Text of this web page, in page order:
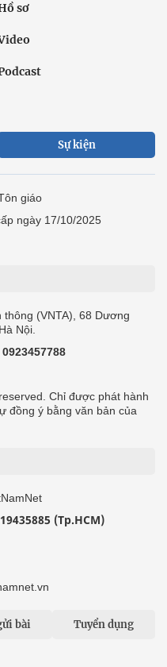
sơ
Sự kiện
giáo
ngày 17/10/2025
(VNTA), 68 Dương
Nội.
0923457788
Chỉ được phát hành
đồng ý bằng văn bản của
(Tp.HCM)
bài Tuyển dụng